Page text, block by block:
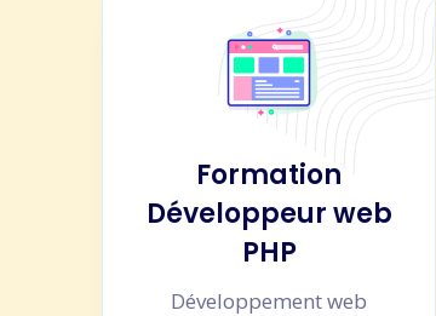
Formation
Développeur web
PHP
Développement web